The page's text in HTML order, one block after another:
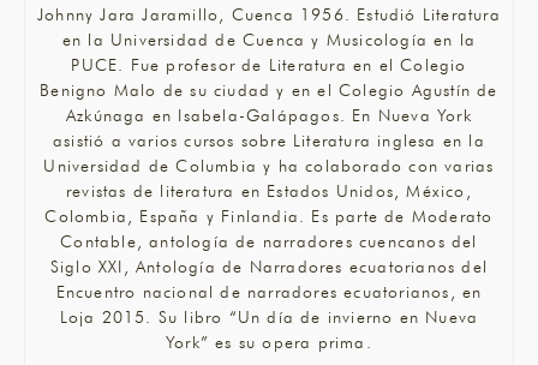
Johnny Jara Jaramillo, Cuenca 1956. Estudió Literatura
en la Universidad de Cuenca y Musicología en la
PUCE. Fue profesor de Literatura en el Colegio
Benigno Malo de su ciudad y en el Colegio Agustín de
Azkúnaga en Isabela-Galápagos. En Nueva York
asistió a varios cursos sobre Literatura inglesa en la
Universidad de Columbia y ha colaborado con varias
revistas de literatura en Estados Unidos, México,
Colombia, España y Finlandia. Es parte de Moderato
Contable, antología de narradores cuencanos del
Siglo XXI, Antología de Narradores ecuatorianos del
Encuentro nacional de narradores ecuatorianos, en
Loja 2015. Su libro “Un día de invierno en Nueva
York” es su opera prima.